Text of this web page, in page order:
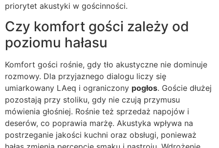
priorytet akustyki w gościnności.
Czy komfort gości zależy od
poziomu hałasu
Komfort gości rośnie, gdy tło akustyczne nie dominuje
rozmowy. Dla przyjaznego dialogu liczy się
umiarkowany LAeq i ograniczony pogłos. Goście dłużej
pozostają przy stoliku, gdy nie czują przymusu
mówienia głośniej. Rośnie też sprzedaż napojów i
deserów, co poprawia marżę. Akustyka wpływa na
postrzeganie jakości kuchni oraz obsługi, ponieważ